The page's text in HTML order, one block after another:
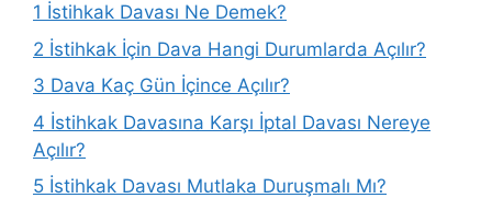
1 İstihkak Davası Ne Demek?
2 İstihkak İçin Dava Hangi Durumlarda Açılır?
3 Dava Kaç Gün İçince Açılır?
4 İstihkak Davasına Karşı İptal Davası Nereye
Açılır?
5 İstihkak Davası Mutlaka Duruşmalı Mı?